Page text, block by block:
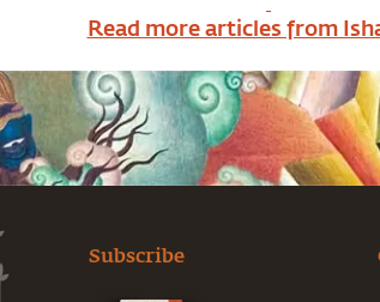
Read more articles from
Subscribe